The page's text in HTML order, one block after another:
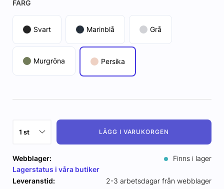
FÄRG
Svart Marinblå Grå
Murgröna Persika
LÄGG I VARUKORGEN
Webblager:
Finns i lager
Lagerstatus i våra butiker
Leveranstid:
2-3 arbetsdagar från webblager